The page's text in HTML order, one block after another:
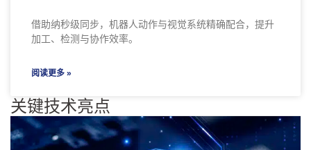
借助纳秒级同步，机器人动作与视觉系统精确配合，提升
加工、检测与协作效率。
阅读更多 »
关键技术亮点